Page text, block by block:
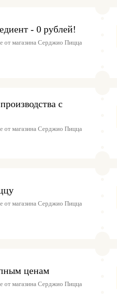
- 0 рублей!
от магазина Серджио Пицца
с
от магазина Серджио Пицца
от магазина Серджио Пицца
ценам
от магазина Серджио Пицца